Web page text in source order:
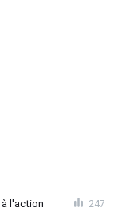
l'action 247